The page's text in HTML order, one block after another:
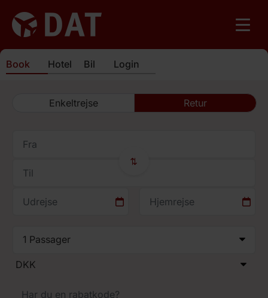
Book Hotel Bil Login
⇄
Enkeltrejse Retur
1 Passager